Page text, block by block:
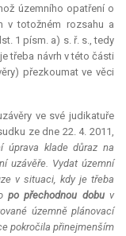
územního opatření o
v totožném rozsahu a
1 písm. a) s. ř. s., tedy
třeba návrh v této části
přezkoumat ve věci
ve své judikatuře
ze dne 22. 4. 2011,
úprava klade důraz na
uzávěře. Vydat územní
v situaci, kdy je třeba
po přechodnou dobu v
územně plánovací
pokročila přinejmenším